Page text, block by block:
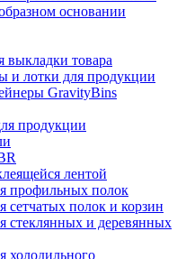
основании
выкладки товара
и лотки для продукции
GravityBins
продукции
лентой
профильных полок
сетчатых полок и корзин
стеклянных и деревянных
холодильного